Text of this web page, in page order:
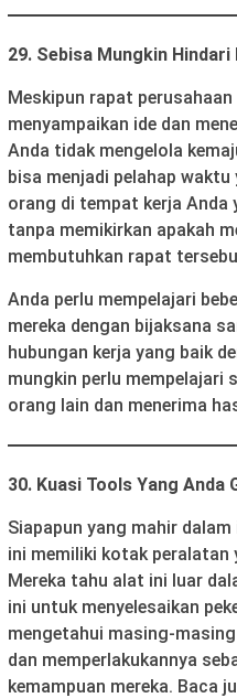
29. Sebisa Mungkin
Meskipun rapat
menyampaikan ide dan
Anda tidak mengelola
bisa menjadi pelahap
orang di tempat kerja Anda
tanpa memikirkan apakah
membutuhkan rapat
Anda perlu mempelajari
mereka dengan bijaksana
hubungan kerja yang baik
mungkin perlu mempelajari
orang lain dan menerima
30. Kuasi Tools Yang Anda
Siapapun yang mahir
ini memiliki kotak peralatan
Mereka tahu alat ini luar
ini untuk menyelesaikan
mengetahui masing-
dan memperlakukannya
kemampuan mereka. Baca